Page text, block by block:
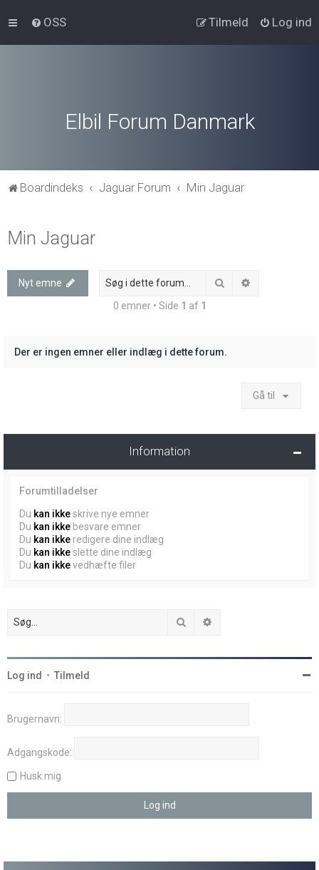
OSS Log ind
Tilmeld
Elbil Forum Danmark
Boardindeks Jaguar Forum Min Jaguar
Min Jaguar
Nyt emne Søg
0 emner • Side 1 af 1
Der er ingen emner eller indlæg i dette forum.
Gå til
Information
Forumtilladelser
Du kan ikkeskrive nye emner
Du kan ikke besvare emner
Du kan ikke redigere dine indlæg
Du kan ikkeslette dine indlæg
Du kan ikkevedhæfte filer
Søg
Log ind • Tilmeld
Brugernavn:
Adgangskode:
Husk mig